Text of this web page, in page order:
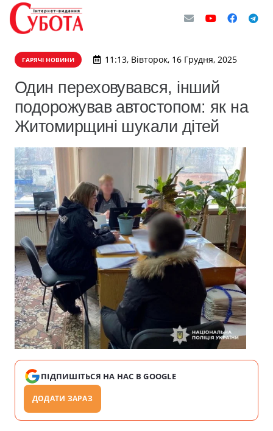
ГАРЯЧІ НОВИНИ 11:13, Вівторок, 16 Грудня, 2025
Один переховувався, інший
подорожував автостопом: як на
Житомирщині шукали дітей
ПІДПИШІТЬСЯ НА НАС В GOOGLE
ДОДАТИ ЗАРАЗ